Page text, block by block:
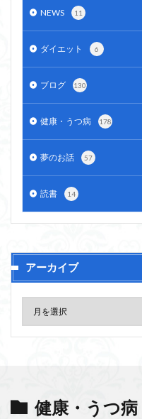
NEWS 11
ダイエット 6
ブログ 130
健康・うつ病 178
夢のお話 57
読書 14
アーカイブ
健康・うつ病